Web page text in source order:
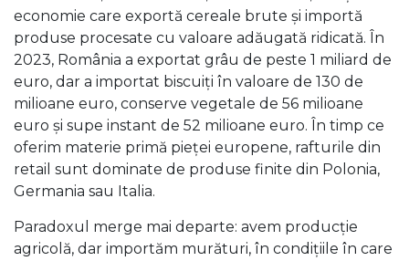
economie care exportă cereale brute și importă
produse procesate cu valoare adăugată ridicată. În
2023, România a exportat grâu de peste 1 miliard de
euro, dar a importat biscuiți în valoare de 130 de
milioane euro, conserve vegetale de 56 milioane
euro și supe instant de 52 milioane euro. În timp ce
oferim materie primă pieței europene, rafturile din
retail sunt dominate de produse finite din Polonia,
Germania sau Italia.
Paradoxul merge mai departe: avem producție
agricolă, dar importăm murături, în condițiile în care